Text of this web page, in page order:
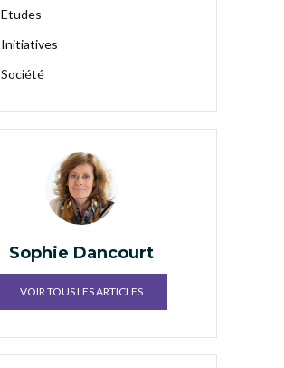
Etudes
Initiatives
Société
Sophie Dancourt
VOIR TOUS LES ARTICLES